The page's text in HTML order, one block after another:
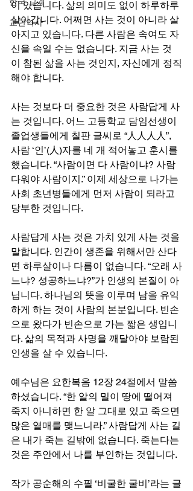
교단역사
이 있습니다. 삶의 의미도 없이 하루하루
살아갑니다. 어쩌면 사는 것이 아니라 살
아지고 있습니다. 다른 사람은 속여도 자
신을 속일 수는 없습니다. 지금 사는 것
이 참된 삶을 사는 것인지, 자신에게 정직
해야 합니다.
사는 것보다 더 중요한 것은 사람답게 사
는 것입니다. 어느 고등학교 담임선생이
졸업생들에게 칠판 글씨로 “人人人人”,
사람 ‘인’(人)자를 네 개 적어놓고 훈시를
했습니다. “사람이면 다 사람이냐? 사람
다워야 사람이지.” 이제 세상으로 나가는
사회 초년병들에게 먼저 사람이 되라고
당부한 것입니다.
사람답게 사는 것은 가치 있게 사는 것을
말합니다. 인간이 생존을 위해서만 산다
면 하루살이나 다름이 없습니다. “오래 사
느냐? 성공하느냐?”가 인생의 본질이 아
닙니다. 하나님의 뜻을 이루며 남을 유익
하게 하는 것이 사람의 본분입니다. 빈손
으로 왔다가 빈손으로 가는 짧은 생입니
다. 삶의 목적과 사명을 깨달아야 보람된
인생을 살 수 있습니다.
예수님은 요한복음 12장 24절에서 말씀
하셨습니다. “한 알의 밀이 땅에 떨어져
죽지 아니하면 한 알 그대로 있고 죽으면
많은 열매를 맺느니라.” 사람답게 사는 길
은 내가 죽는 길밖에 없습니다. 죽는다는
것은 주안에서 나를 부인하는 것입니다.
작가 공순해의 수필 ‘비굴한 굴비’라는 글